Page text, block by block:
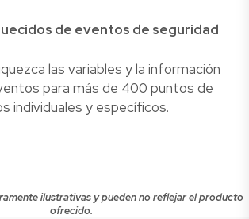
de eventos de seguridad
las variables y la información
para más de 400 puntos de
individuales y específicos.
ilustrativas y pueden no reflejar el producto
ofrecido.